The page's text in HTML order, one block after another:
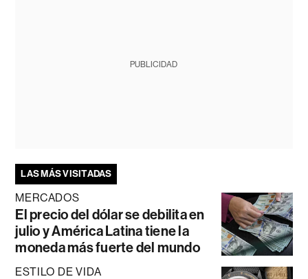
PUBLICIDAD
LAS MÁS VISITADAS
MERCADOS
El precio del dólar se debilita en
julio y América Latina tiene la
moneda más fuerte del mundo
ESTILO DE VIDA